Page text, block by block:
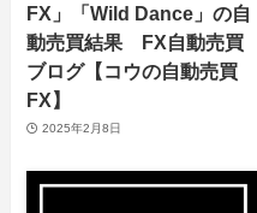
FX」「Wild Dance」の自
動売買結果 FX自動売買
ブログ【コウの自動売買
FX】
2025年2月8日